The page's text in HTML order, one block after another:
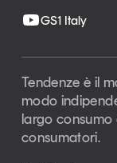
GS1 Italy
Tendenze è il
modo
largo consumo
consumatori.